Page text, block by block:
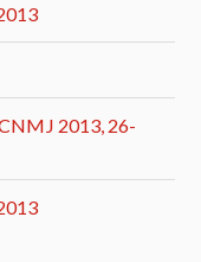
2013, 26-